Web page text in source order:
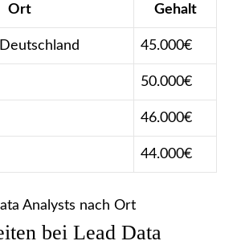
Ort Gehalt
45.000€
50.000€
46.000€
44.000€
Analysts nach Ort
bei Lead Data